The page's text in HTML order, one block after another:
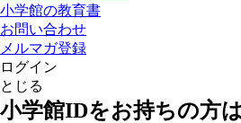
小学館の教育書
お問い合わせ
メルマガ登録
ログイン
とじる
小学館IDをお持ちの方